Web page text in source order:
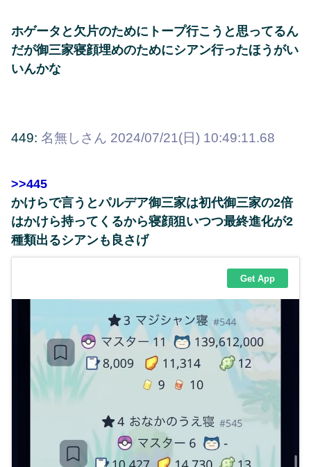
ホゲータと欠片のためにトープ行こうと思ってるん
だが御三家寝顔埋めのためにシアン行ったほうがい
いんかな
449: 名無しさん 2024/07/21(日) 10:49:11.68
>>445
かけらで言うとパルデア御三家は初代御三家の2倍
はかけら持ってくるから寝顔狙いつつ最終進化が2
種類出るシアンも良さげ